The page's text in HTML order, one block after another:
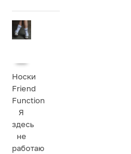
Носки
Friend
Function
Я
здесь
не
работаю